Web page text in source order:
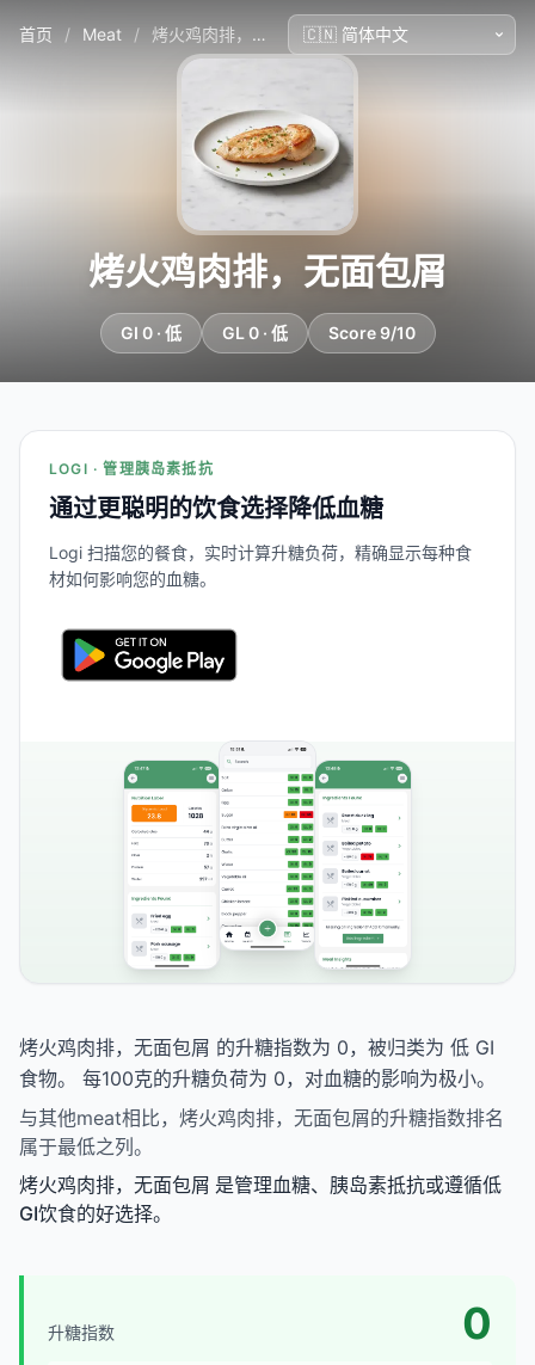
首页 / Meat / 烤火鸡肉排，无面包屑
烤火鸡肉排，无面包屑
GI 0 · 低 GL 0 · 低 Score 9/10
LOGI · 管理胰岛素抵抗
通过更聪明的饮食选择降低血糖
Logi 扫描您的餐食，实时计算升糖负荷，精确显示每种食
材如何影响您的血糖。
烤火鸡肉排，无面包屑 的升糖指数为 0，被归类为 低 GI
食物。 每100克的升糖负荷为 0，对血糖的影响为极小。
与其他meat相比，烤火鸡肉排，无面包屑的升糖指数排名
属于最低之列。
烤火鸡肉排，无面包屑 是管理血糖、胰岛素抵抗或遵循低
GI饮食的好选择。
升糖指数 0